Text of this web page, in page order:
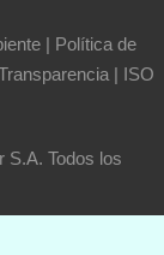
| Política de
| ISO
S.A. Todos los